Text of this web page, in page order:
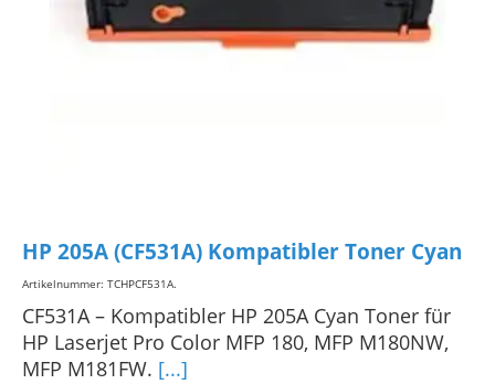
HP 205A (CF531A) Kompatibler Toner Cyan
Artikelnummer: TCHPCF531A.
CF531A – Kompatibler HP 205A Cyan Toner für
HP Laserjet Pro Color MFP 180, MFP M180NW,
MFP M181FW. [...]